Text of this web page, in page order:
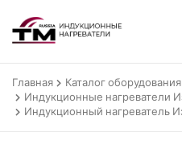
Главная
Каталог оборудования
Индукционные нагреватели
Индукционный нагреватель